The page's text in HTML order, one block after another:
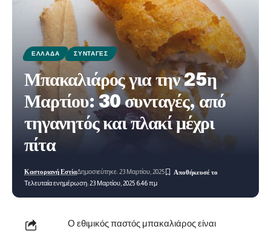
ΕΛΛΆΔΑ ΣΥΝΤΑΓΈΣ
Μπακαλιάρος για την 25η
Μαρτίου: 30 συνταγές, από
τηγανητός και πλακί μέχρι
πίτα
Τελευταία ενημέρωση: 23 Μαρτίου, 2025 6:46 πμ
Καστοριανή ΕστίαΔημοσιεύτηκε: 23 Μαρτίου, 2025
Ο εθιμικός παστός μπακαλιάρος είναι